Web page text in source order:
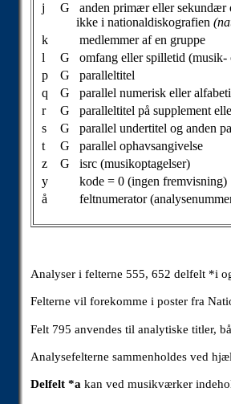
j
G
anden primær eller sekundær
ikke i nationaldiskografien
k
medlemmer af en gruppe
l
G
omfang eller spilletid (musik-
p
G
paralleltitel
q
G
parallel numerisk eller
r
G
paralleltitel på supplement
s
G
parallel undertitel og anden
t
G
parallel ophavsangivelse
z
G
isrc (musikoptagelser)
y
kode = 0 (ingen fremvisning)
å
feltnumerator
Analyser i felterne 555, 652 delfelt *i
Felterne vil forekomme i poster fra
Felt 795 anvendes til analytiske titler,
Analysefelterne sammenholdes ved
Delfelt *a kan ved musikværker